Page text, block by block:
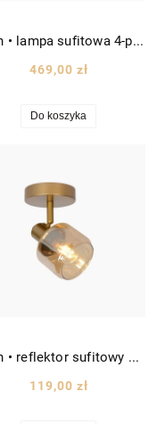
Bjorn • lampa sufitowa 4-punktowa reflektory ruchome szklane dł. 75cm złota/szkło bursztynowe
469,00 zł
Do koszyka
Bjorn • reflektor sufitowy ścienny ruchomy szklany spot wys. 15cm złoty/szkło bursztynowe
119,00 zł